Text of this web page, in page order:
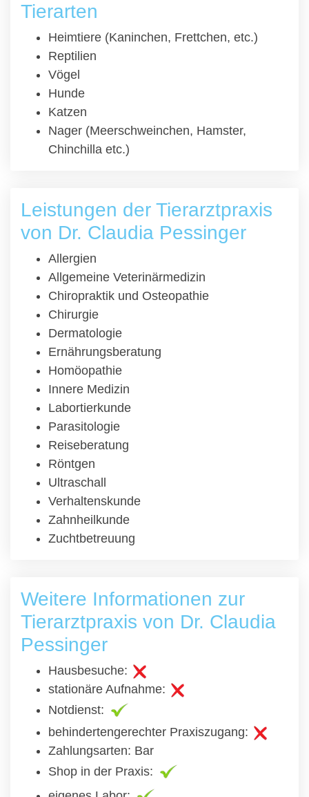
Tierarten
Heimtiere (Kaninchen, Frettchen, etc.)
Reptilien
Vögel
Hunde
Katzen
Nager (Meerschweinchen, Hamster,
Chinchilla etc.)
Leistungen der Tierarztpraxis
von Dr. Claudia Pessinger
Allergien
Allgemeine Veterinärmedizin
Chiropraktik und Osteopathie
Chirurgie
Dermatologie
Ernährungsberatung
Homöopathie
Innere Medizin
Labortierkunde
Parasitologie
Reiseberatung
Röntgen
Ultraschall
Verhaltenskunde
Zahnheilkunde
Zuchtbetreuung
Weitere Informationen zur
Tierarztpraxis von Dr. Claudia
Pessinger
Hausbesuche:
stationäre Aufnahme:
Notdienst:
behindertengerechter Praxiszugang:
Zahlungsarten: Bar
Shop in der Praxis: